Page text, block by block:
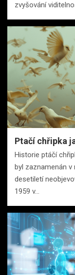
zvyšování
Ptačí chřipka
Historie ptáčí
byl zaznamenán
desetiletí
1959 v…